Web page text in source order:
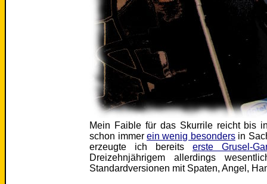
Mein Faible für das Skurrile reicht bis
schon immerein wenig besondersin
erzeugte ich bereits erste Grusel-
Dreizehnjährigem allerdings
Standardversionen mit Spaten, Angel,